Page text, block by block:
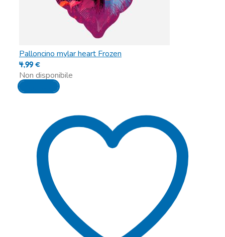
Palloncino mylar heart Frozen
4,99€
Non disponibile
Leggi tutto